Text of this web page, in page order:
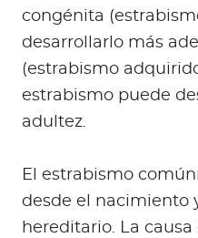
congénita
desarrollarlo más
(estrabismo
estrabismo puede
adultez.
El estrabismo
desde el nacimiento
hereditario. La